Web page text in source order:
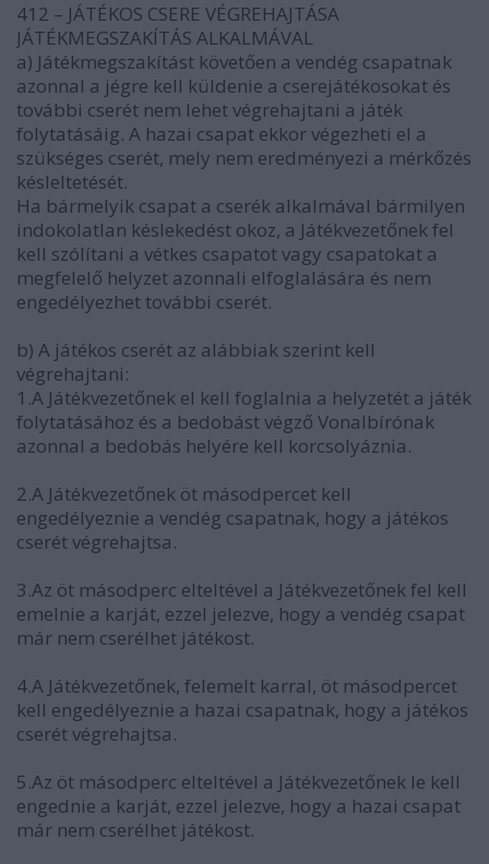
412 – JÁTÉKOS CSERE VÉGREHAJTÁSA
JÁTÉKMEGSZAKÍTÁS ALKALMÁVAL
a) Játékmegszakítást követően a vendég csapatnak
azonnal a jégre kell küldenie a cserejátékosokat és
további cserét nem lehet végrehajtani a játék
folytatásáig. A hazai csapat ekkor végezheti el a
szükséges cserét, mely nem eredményezi a mérkőzés
késleltetését.
Ha bármelyik csapat a cserék alkalmával bármilyen
indokolatlan késlekedést okoz, a Játékvezetőnek fel
kell szólítani a vétkes csapatot vagy csapatokat a
megfelelő helyzet azonnali elfoglalására és nem
engedélyezhet további cserét.
b) A játékos cserét az alábbiak szerint kell
végrehajtani:
1.A Játékvezetőnek el kell foglalnia a helyzetét a játék
folytatásához és a bedobást végző Vonalbírónak
azonnal a bedobás helyére kell korcsolyáznia.
2.A Játékvezetőnek öt másodpercet kell
engedélyeznie a vendég csapatnak, hogy a játékos
cserét végrehajtsa.
3.Az öt másodperc elteltével a Játékvezetőnek fel kell
emelnie a karját, ezzel jelezve, hogy a vendég csapat
már nem cserélhet játékost.
4.A Játékvezetőnek, felemelt karral, öt másodpercet
kell engedélyeznie a hazai csapatnak, hogy a játékos
cserét végrehajtsa.
5.Az öt másodperc elteltével a Játékvezetőnek le kell
engednie a karját, ezzel jelezve, hogy a hazai csapat
már nem cserélhet játékost.